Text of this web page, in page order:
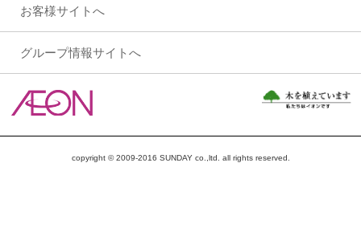
お客様サイトへ
グループ情報サイトへ
copyright © 2009-2016 SUNDAY co.,ltd. all rights reserved.